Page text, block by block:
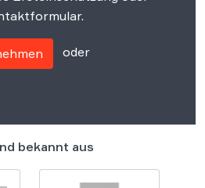
oder
bekannt aus